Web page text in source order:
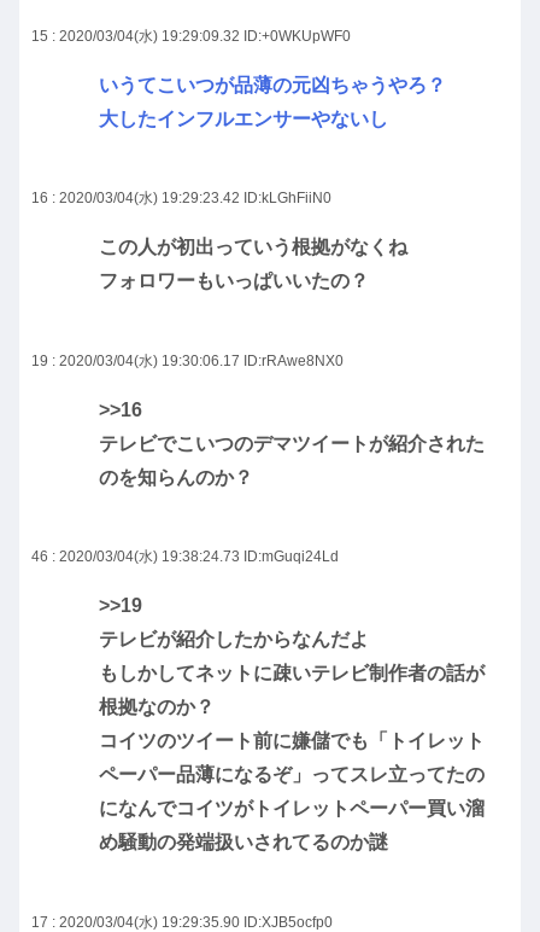
15 : 2020/03/04(水) 19:29:09.32 ID:+0WKUpWF0
いうてこいつが品薄の元凶ちゃうやろ？
大したインフルエンサーやないし
16 : 2020/03/04(水) 19:29:23.42 ID:kLGhFiiN0
この人が初出っていう根拠がなくね
フォロワーもいっぱいいたの？
19 : 2020/03/04(水) 19:30:06.17 ID:rRAwe8NX0
>>16
テレビでこいつのデマツイートが紹介された
のを知らんのか？
46 : 2020/03/04(水) 19:38:24.73 ID:mGuqi24Ld
>>19
テレビが紹介したからなんだよ
もしかしてネットに疎いテレビ制作者の話が
根拠なのか？
コイツのツイート前に嫌儲でも「トイレット
ペーパー品薄になるぞ」ってスレ立ってたの
になんでコイツがトイレットペーパー買い溜
め騒動の発端扱いされてるのか謎
17 : 2020/03/04(水) 19:29:35.90 ID:XJB5ocfp0